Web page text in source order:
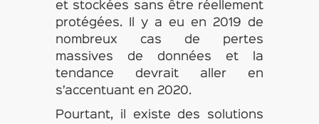
et stockées sans être réellement
protégées. Il y a eu en 2019 de
nombreux cas de pertes
massives de données et la
tendance devrait aller en
s’accentuant en 2020.
Pourtant, il existe des solutions